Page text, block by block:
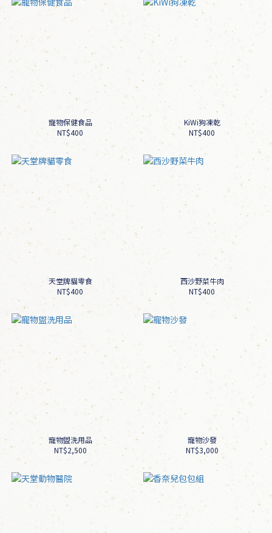
寵物保健食品
NT$400
KiWi狗凍乾
NT$400
天堂牌貓零食
NT$400
西沙野菜牛肉
NT$400
寵物盥洗用品
NT$2,500
寵物沙發
NT$3,000